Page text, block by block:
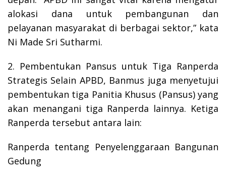
alokasi dana untuk pembangunan dan
pelayanan masyarakat di berbagai sektor,” kata
Ni Made Sri Sutharmi.
2. Pembentukan Pansus untuk Tiga Ranperda
Strategis Selain APBD, Banmus juga menyetujui
pembentukan tiga Panitia Khusus (Pansus) yang
akan menangani tiga Ranperda lainnya. Ketiga
Ranperda tersebut antara lain:
Ranperda tentang Penyelenggaraan Bangunan
Gedung